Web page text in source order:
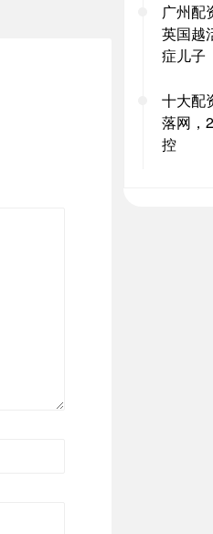
广州配
英国越
症儿子
十大配
落网，
控